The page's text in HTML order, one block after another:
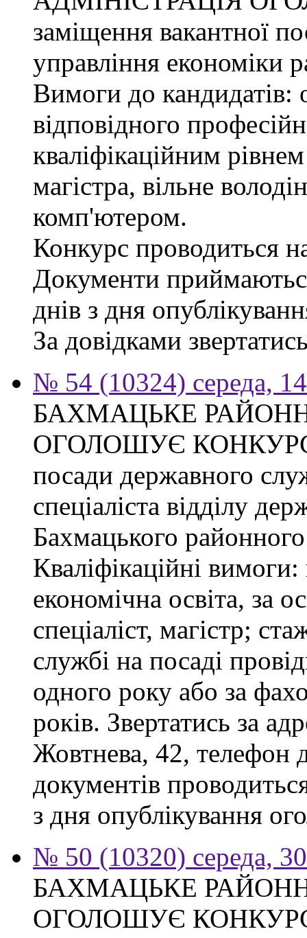
заміщення вакантної
управління економіки
Вимоги до кандидатів:
відповідного
кваліфікаційним
магістра, вільне
комп'ютером.
Конкурс проводиться
Документи
днів з дня
За довідками
№ 54 (10324) середа,
БАХМАЦЬКЕ
ОГОЛОШУЄ КОНКУРС
посади державного
спеціаліста відділу
Бахмацького
Кваліфікаційні
економічна освіта, за
спеціаліст, магістр;
службі на посаді
одного року або за
років. Звертатись за
Жовтнева, 42, телефон
документів
з дня опублікування
№ 50 (10320) середа,
БАХМАЦЬКЕ
ОГОЛОШУЄ КОНКУРС